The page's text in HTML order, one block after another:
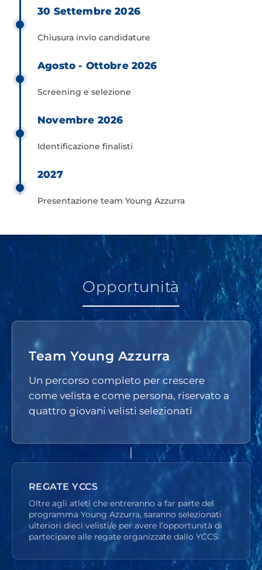
30 Settembre 2026
Chiusura invio candidature
Agosto - Ottobre 2026
Screening e selezione
Novembre 2026
Identificazione finalisti
2027
Presentazione team Young Azzurra
Opportunità
Team Young Azzurra
Un percorso completo per crescere
come velista e come persona, riservato a
quattro giovani velisti selezionati
REGATE YCCS
Oltre agli atleti che entreranno a far parte del
programma Young Azzurra, saranno selezionati
ulteriori dieci velisti/e per avere l’opportunità di
partecipare alle regate organizzate dallo YCCS.